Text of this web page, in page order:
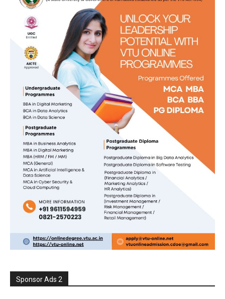
Sponsor Ads 2